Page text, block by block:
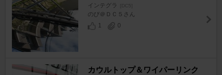
インテグラ [DC5]
のび＠ＤＣ５さん
1
0
カウルトップ＆ワイパーリンク